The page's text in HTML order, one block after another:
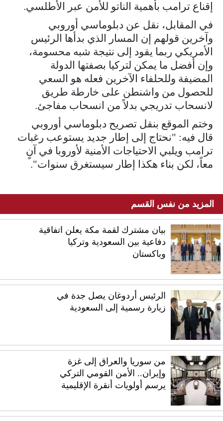
إقناع ترامب بأهمية الناتو للأمن عبر الأطلسي.
في المقابل، نقل عن دبلوماسي أوروبي
وآخرين قولهم إن المسار الذي بدأها الرئيس
الأمريكي ربما يقود إلى نتيجة شبه محسومة،
وإن أفضل ما يمكن لتركيا بصفتها الدولة
المضيفة وللحلفاء الآخرين فعله هو السعي
للحصول من واشنطن على خارطة طريق
لانسحاب تدريجي بدلاً من انسحاب مفاجئ.
وختم الموقع بنقل تصريح دبلوماسي أوروبي
قال فيه: "نحتاج إلى إطار جديد يستوعب رغبات
ترامب ويلبي الاحتياجات الأمنية لأوروبا في آنٍ
معاً، لكن بناء هكذا إطار سيستغرق سنوات".
المزيد من نفس القسم
بيان مشترك لقمة مكة يعلن اتفاقية
دفاعية بين السعودية وتركيا
وباكستان
الرئيس أردوغان يصل جدة في
زيارة رسمية إلى السعودية
من سوريا والعراق إلى غزة
وإيران.. الأمن القومي التركي
يرسم أولويات أنقرة الإقليمية